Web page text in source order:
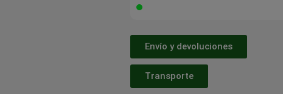
Envío y devoluciones
Transporte